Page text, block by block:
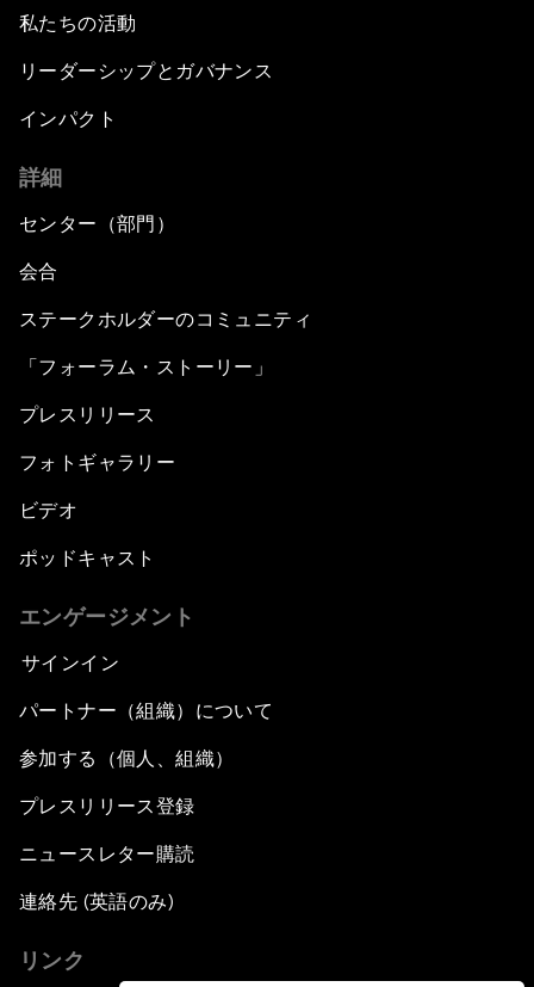
私たちの活動
リーダーシップとガバナンス
インパクト
詳細
センター（部門）
会合
ステークホルダーのコミュニティ
「フォーラム・ストーリー」
プレスリリース
フォトギャラリー
ビデオ
ポッドキャスト
エンゲージメント
サインイン
パートナー（組織）について
参加する（個人、組織）
プレスリリース登録
ニュースレター購読
連絡先 (英語のみ)
リンク